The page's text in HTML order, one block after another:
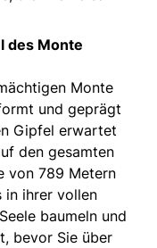
des Monte
Monte
und geprägt
Gipfel erwartet
den gesamten
von 789 Metern
in ihrer vollen
baumeln und
bevor Sie über